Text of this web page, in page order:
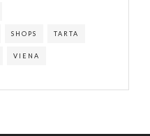
SHOPS TARTA
VIENA